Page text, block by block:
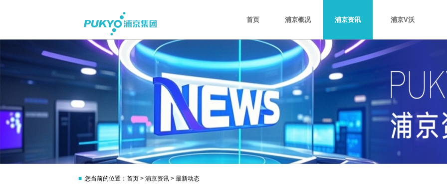
首页 浦京概况 浦京资讯 浦京V沃
浦京介绍 企业文化 浦京团队
最新动态
■ 您当前的位置：首页 > 浦京资讯 > 最新动态